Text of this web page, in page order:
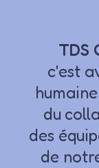
TDS
c'est
du
des
de